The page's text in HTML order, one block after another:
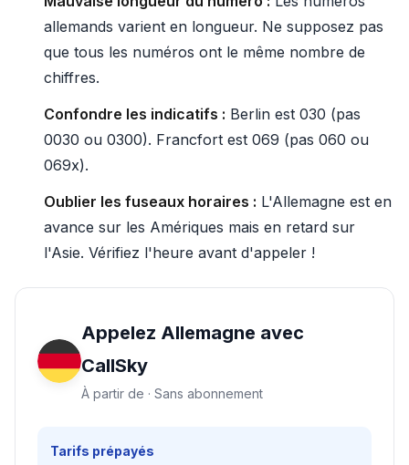
allemands varient en longueur. Ne supposez pas
que tous les numéros ont le même nombre de
chiffres.
Confondre les indicatifs : Berlin est 030 (pas
0030 ou 0300). Francfort est 069 (pas 060 ou
069x).
Oublier les fuseaux horaires : L'Allemagne est en
avance sur les Amériques mais en retard sur
l'Asie. Vérifiez l'heure avant d'appeler !
Appelez Allemagne avec
CallSky
À partir de · Sans abonnement
Tarifs prépayés